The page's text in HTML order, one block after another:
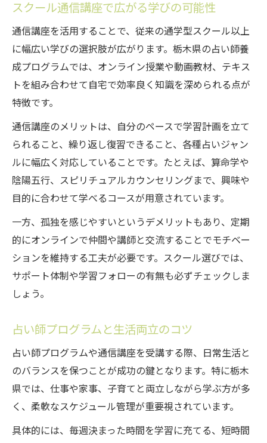
スクール通信講座で広がる学びの可能性
通信講座を活用することで、従来の通学型スクール以上
に幅広い学びの選択肢が広がります。栃木県の占い師養
成プログラムでは、オンライン授業や動画教材、テキス
トを組み合わせて自宅で効率良く知識を深められる点が
特徴です。
通信講座のメリットは、自分のペースで学習計画を立て
られること、繰り返し復習できること、各種占いジャン
ルに幅広く対応していることです。たとえば、算命学や
陰陽五行、スピリチュアルカウンセリングまで、興味や
目的に合わせて学べるコースが用意されています。
一方、孤独を感じやすいというデメリットもあり、定期
的にオンラインで仲間や講師と交流することでモチベー
ションを維持する工夫が必要です。スクール選びでは、
サポート体制や学習フォローの有無も必ずチェックしま
しょう。
占い師プログラムと生活両立のコツ
占い師プログラムや通信講座を受講する際、日常生活と
のバランスを保つことが成功の鍵となります。特に栃木
県では、仕事や家事、子育てと両立しながら学ぶ方が多
く、柔軟なスケジュール管理が重要視されています。
具体的には、毎週決まった時間を学習に充てる、短時間